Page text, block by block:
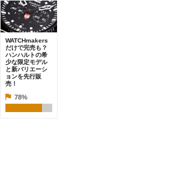
WATCHmakers
だけで完売も？
ハンハルトの希
少な限定モデル
と新バリエーシ
ョンを先行販
売！
78%